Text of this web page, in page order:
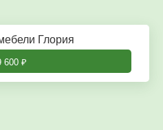
Глория
600₽